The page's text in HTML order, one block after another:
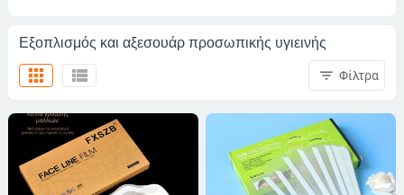
Εξοπλισμός και αξεσουάρ προσωπικής υγιεινής
view_list
apps filter_list Φίλτρα